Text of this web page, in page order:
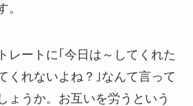
。
レートに｢今日は～してくれた
くれないよね？｣なんて言って
ょうか。お互いを労うという